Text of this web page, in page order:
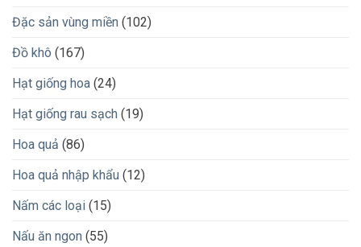
Đặc sản vùng miền (102)
Đồ khô (167)
Hạt giống hoa (24)
Hạt giống rau sạch (19)
Hoa quả (86)
Hoa quả nhập khẩu (12)
Nấm các loại (15)
Nấu ăn ngon (55)